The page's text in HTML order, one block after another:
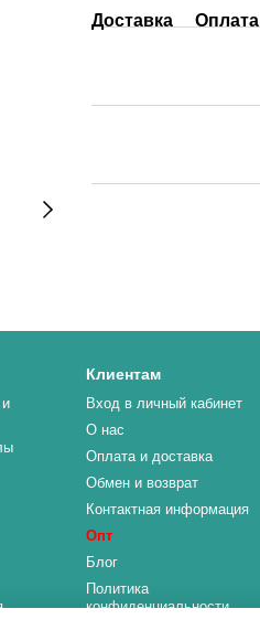
Доставка
Оплата
Клиентам
Вход в личный кабинет
О нас
Оплата и доставка
Обмен и возврат
Контактная информация
Опт
Блог
Политика
конфиденциальности